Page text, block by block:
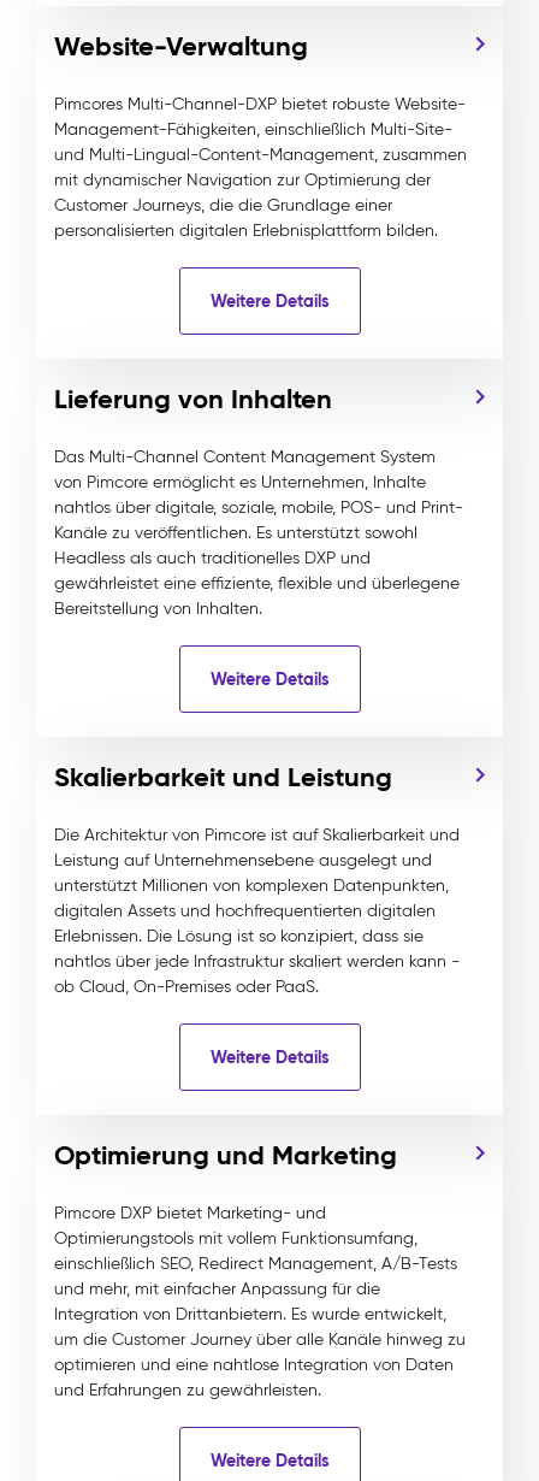
Website-Verwaltung
Pimcores Multi-Channel-DXP bietet robuste Website-
Management-Fähigkeiten, einschließlich Multi-Site-
und Multi-Lingual-Content-Management, zusammen
mit dynamischer Navigation zur Optimierung der
Customer Journeys, die die Grundlage einer
personalisierten digitalen Erlebnisplattform bilden.
Weitere Details
Lieferung von Inhalten
Das Multi-Channel Content Management System
von Pimcore ermöglicht es Unternehmen, Inhalte
nahtlos über digitale, soziale, mobile, POS- und Print-
Kanäle zu veröffentlichen. Es unterstützt sowohl
Headless als auch traditionelles DXP und
gewährleistet eine effiziente, flexible und überlegene
Bereitstellung von Inhalten.
Weitere Details
Skalierbarkeit und Leistung
Die Architektur von Pimcore ist auf Skalierbarkeit und
Leistung auf Unternehmensebene ausgelegt und
unterstützt Millionen von komplexen Datenpunkten,
digitalen Assets und hochfrequentierten digitalen
Erlebnissen. Die Lösung ist so konzipiert, dass sie
nahtlos über jede Infrastruktur skaliert werden kann -
ob Cloud, On-Premises oder PaaS.
Weitere Details
Optimierung und Marketing
Pimcore DXP bietet Marketing- und
Optimierungstools mit vollem Funktionsumfang,
einschließlich SEO, Redirect Management, A/B-Tests
und mehr, mit einfacher Anpassung für die
Integration von Drittanbietern. Es wurde entwickelt,
um die Customer Journey über alle Kanäle hinweg zu
optimieren und eine nahtlose Integration von Daten
und Erfahrungen zu gewährleisten.
Weitere Details